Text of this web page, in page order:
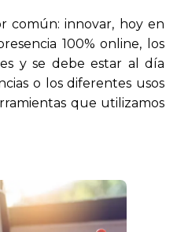
común: innovar, hoy en
100% online, los
y se debe estar al día
o los diferentes usos
que utilizamos